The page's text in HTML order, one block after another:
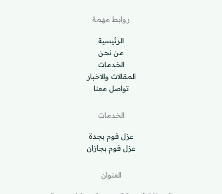
روابط مهمة
الرئيسية
من نحن
الخدمات
المقالات والاخبار
تواصل معنا
الخدمات
عزل فوم بجدة
عزل فوم بجازان
العنوان